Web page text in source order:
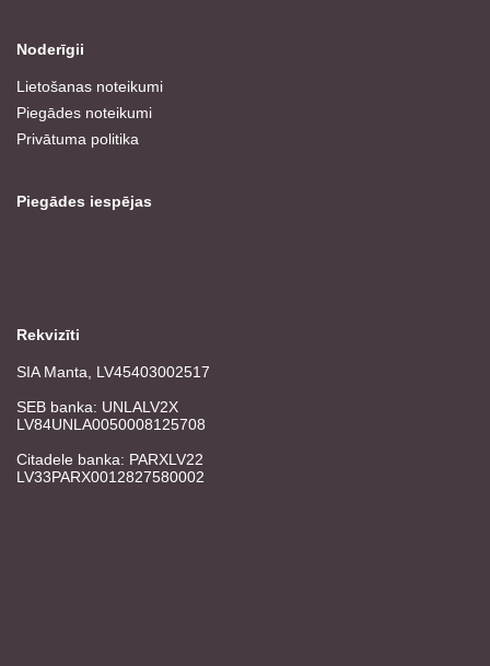
Noderīgii
Lietošanas noteikumi
Piegādes noteikumi
Privātuma politika
Piegādes iespējas
Rekvizīti
SIA Manta, LV45403002517
SEB banka: UNLALV2X
LV84UNLA0050008125708
Citadele banka: PARXLV22
LV33PARX0012827580002